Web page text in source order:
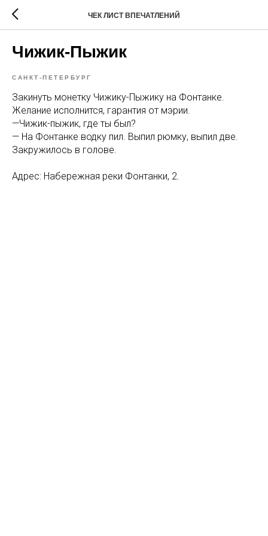
ЧЕК ЛИСТ ВПЕЧАТЛЕНИЙ
Чижик-Пыжик
САНКТ-ПЕТЕРБУРГ
Закинуть монетку Чижику-Пыжику на Фонтанке.
Желание исполнится, гарантия от мэрии.
—Чижик-пыжик, где ты был?
— На Фонтанке водку пил. Выпил рюмку, выпил две.
Закружилось в голове.
Адрес: Набережная реки Фонтанки, 2.